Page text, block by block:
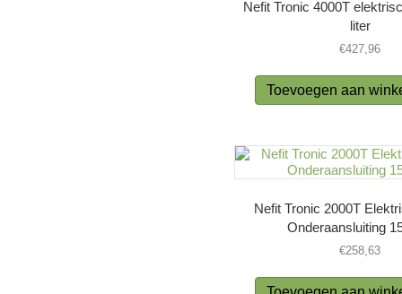
Nefit Tronic 4000T
liter
€427,96
Toevoegen aan
Nefit Tronic 2000T
Onderaansluiting
€258,63